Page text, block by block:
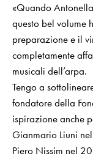
«Quando
questo bel volume
preparazione e il
completamente
musicali dell’arpa.
Tengo a
fondatore della
ispirazione anche
Gianmario Liuni
Piero Nissim nel